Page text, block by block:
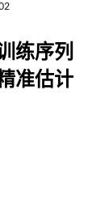
练序列
准估计